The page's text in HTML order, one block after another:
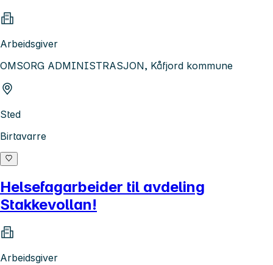
Arbeidsgiver
OMSORG ADMINISTRASJON, Kåfjord kommune
Sted
Birtavarre
Helsefagarbeider til avdeling
Stakkevollan!
Arbeidsgiver